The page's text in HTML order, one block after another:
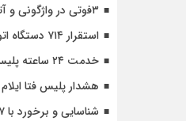
۳فوتی در واژگونی و آتش‌سوزی پژو ۴۰۵ در کمربندی شرقی ایلام
استقرار ۷۱۴ دستگاه اتوبوس در پایانه برکت مهران برای بازگشت زائران اربعین+تصاویر
خدمت ۲۴ ساعته پلیس فتا به زائران اربعین در مرز مهران
هشدار پلیس فتا
شناسایی و برخورد با ۷ واحد صنفی متخلف در بازار ملکشاهی